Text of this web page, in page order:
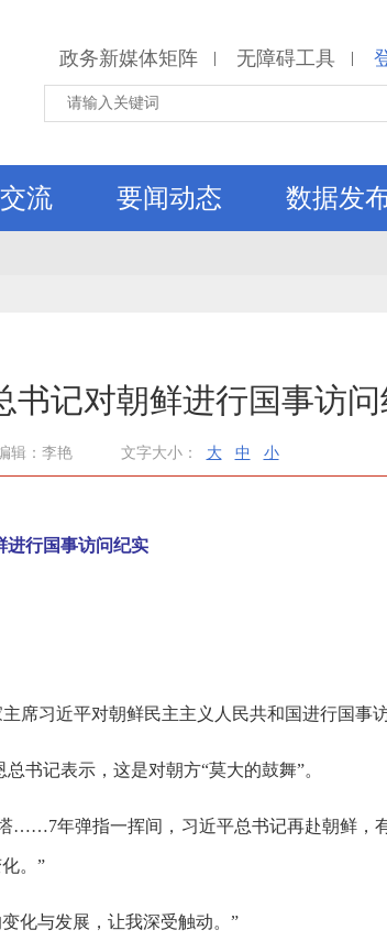
政务新媒体矩阵 | 无障碍工具 |
流 要闻动态 数据发
记对朝鲜进行国事访问
辑：李艳 文字大小： 大 中 小
行国事访问纪实
席习近平对朝鲜民主主义人民共和国进行国事访
书记表示，这是对朝方“莫大的鼓舞”。
……7年弹指一挥间，习近平总书记再赴朝鲜，
。”
化与发展，让我深受触动。”